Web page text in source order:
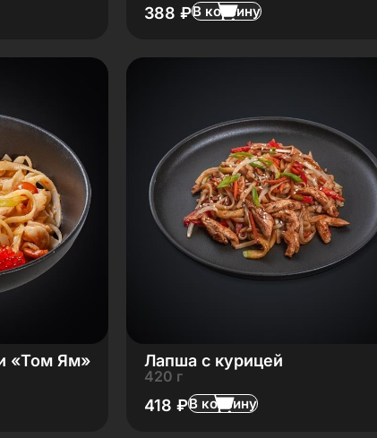
388 ₽В корзину
«Том Ям» Лапша с курицей
420 г
418 ₽В корзину